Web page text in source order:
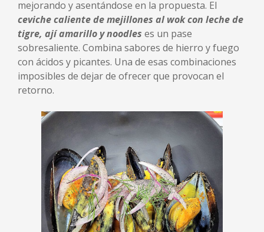
mejorando y asentándose en la propuesta. El
ceviche caliente de mejillones al wok con leche de
tigre, ají amarillo y noodles es un pase
sobresaliente. Combina sabores de hierro y fuego
con ácidos y picantes. Una de esas combinaciones
imposibles de dejar de ofrecer que provocan el
retorno.